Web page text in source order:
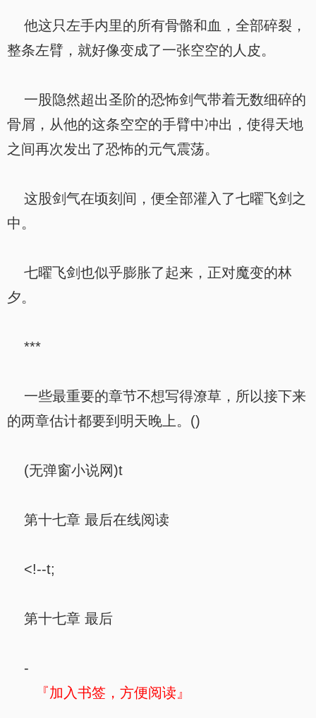
他这只左手内里的所有骨骼和血，全部碎裂，
整条左臂，就好像变成了一张空空的人皮。
一股隐然超出圣阶的恐怖剑气带着无数细碎的
骨屑，从他的这条空空的手臂中冲出，使得天地
之间再次发出了恐怖的元气震荡。
这股剑气在顷刻间，便全部灌入了七曜飞剑之
中。
七曜飞剑也似乎膨胀了起来，正对魔变的林
夕。
***
一些最重要的章节不想写得潦草，所以接下来
的两章估计都要到明天晚上。()
(无弹窗小说网)t
第十七章 最后在线阅读
<!--t;
第十七章 最后
-
『加入书签，方便阅读』